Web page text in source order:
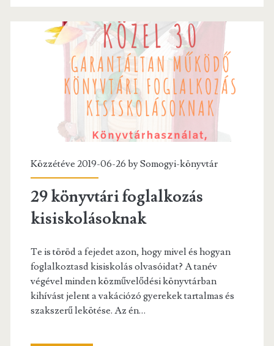
Közzétéve 2019-06-26 bySomogyi-könyvtár
29 könyvtári foglalkozás
kisiskolásoknak
Te is töröd a fejedet azon, hogy mivel és hogyan
foglalkoztasd kisiskolás olvasóidat? A tanév
végével minden közművelődési könyvtárban
kihívást jelent a vakációzó gyerekek tartalmas és
szakszerű lekötése. Az én…